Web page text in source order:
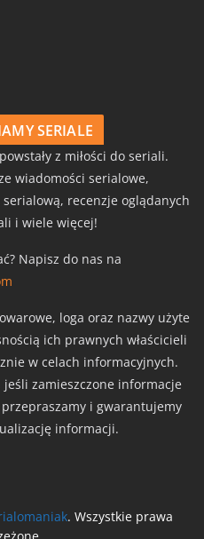
SERIALE
z miłości do seriali.
wiadomości serialowe,
recenzje oglądanych
i wiele więcej!
Napisz do nas na
loga oraz nazwy użyte
ich prawnych właścicieli
w celach informacyjnych.
zamieszczone informacje
i gwarantujemy
informacji.
. Wszystkie prawa